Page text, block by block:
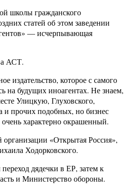
школы гражданского
статей об этом заведении
— исчерпывающая
АСТ.
издательство, которое с самого
на будущих иноагентах. Не знаем,
Улицкую, Глуховского,
и прочих подобных, но бизнес
характерно окрашенный.
«Открытая Россия»,
Ходорковского.
дядечки в ЕР, затем к
и Министерство обороны.